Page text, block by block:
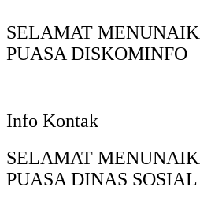
SELAMAT
PUASA DISKOMINFO
Info Kontak
SELAMAT
PUASA DINAS SOSIAL